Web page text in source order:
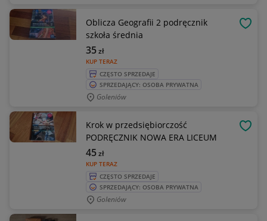
Oblicza Geografii 2 podręcznik
szkoła średnia
KUP TERAZ
35zł
CZĘSTO SPRZEDAJE
SPRZEDAJĄCY: OSOBA PRYWATNA
Goleniów
Krok w przedsiębiorczość
PODRĘCZNIK NOWA ERA LICEUM
KUP TERAZ
45zł
CZĘSTO SPRZEDAJE
SPRZEDAJĄCY: OSOBA PRYWATNA
Goleniów